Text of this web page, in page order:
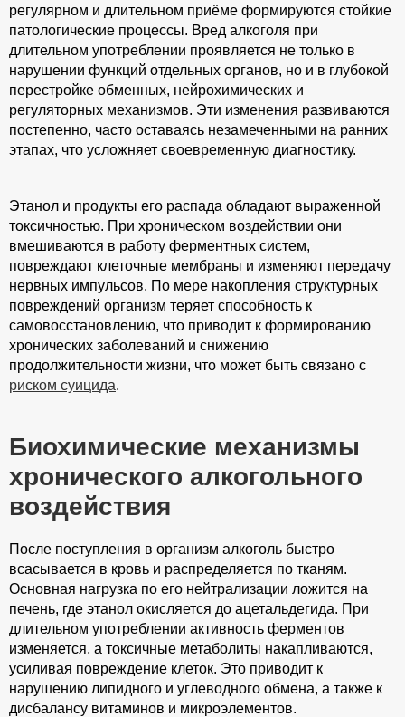
регулярном и длительном приёме формируются стойкие
патологические процессы. Вред алкоголя при
длительном употреблении проявляется не только в
нарушении функций отдельных органов, но и в глубокой
перестройке обменных, нейрохимических и
регуляторных механизмов. Эти изменения развиваются
постепенно, часто оставаясь незамеченными на ранних
этапах, что усложняет своевременную диагностику.
Этанол и продукты его распада обладают выраженной
токсичностью. При хроническом воздействии они
вмешиваются в работу ферментных систем,
повреждают клеточные мембраны и изменяют передачу
нервных импульсов. По мере накопления структурных
повреждений организм теряет способность к
самовосстановлению, что приводит к формированию
хронических заболеваний и снижению
продолжительности жизни, что может быть связано с
риском суицида.
Биохимические механизмы
хронического алкогольного
воздействия
После поступления в организм алкоголь быстро
всасывается в кровь и распределяется по тканям.
Основная нагрузка по его нейтрализации ложится на
печень, где этанол окисляется до ацетальдегида. При
длительном употреблении активность ферментов
изменяется, а токсичные метаболиты накапливаются,
усиливая повреждение клеток. Это приводит к
нарушению липидного и углеводного обмена, а также к
дисбалансу витаминов и микроэлементов.